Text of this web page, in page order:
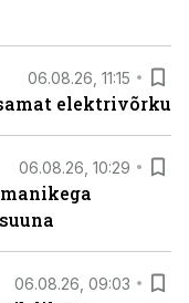
06.08.26, 11:15
elektrivõrku
06.08.26, 10:29
06.08.26, 09:03